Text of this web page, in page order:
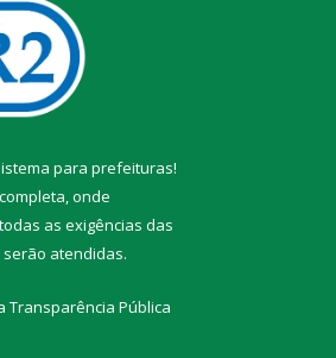
para prefeituras!
completa, onde
as exigências das
serão atendidas.
Transparência Pública